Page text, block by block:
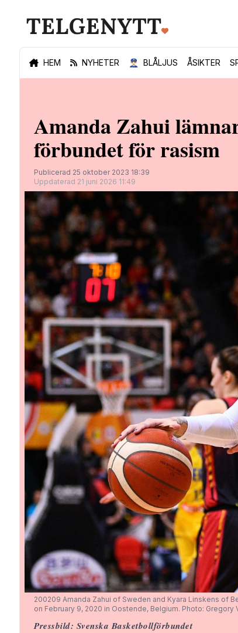
HEM NYHETER 👮🏻‍♂️ BLÅLJUS ÅSIKTER
Amanda Zahui
förbundet för rasism
Publicerad 25 oktober 2023 18:39
Uppdaterad 21 juni 2026 11:49
200209 Amanda Zahui of Sweden and Kyara Linskens of
on February 9, 2020 in Oostende, Belgium. Photo: Gregory
Pressbild: Svenska Basketbollförbundet